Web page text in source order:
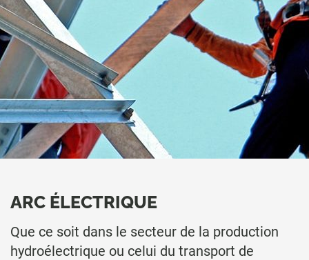
ARC ÉLECTRIQUE
Que ce soit dans le secteur de la production
hydroélectrique ou celui du transport de